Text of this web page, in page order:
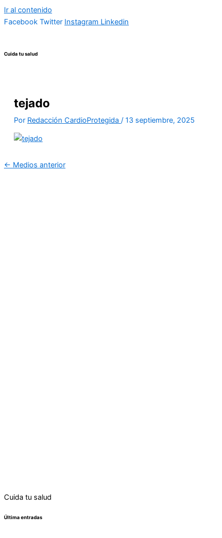
Ir al contenido
Facebook Twitter Instagram Linkedin
Cuida tu salud
tejado
Por Redacción CardioProtegida / 13 septiembre, 2025
← Medios anterior
Cuida tu salud
Última entradas